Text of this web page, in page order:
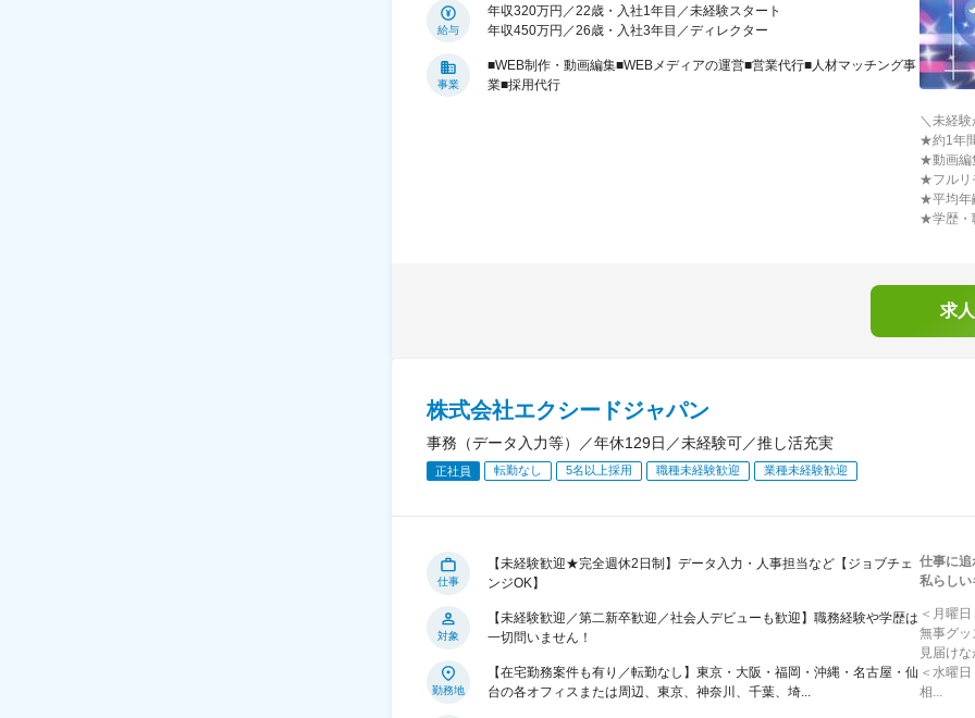
給与
年収320万円／22歳・入社1年目／未経験スタート
年収450万円／26歳・入社3年目／ディレクター
事業
■WEB制作・動画編集■WEBメディアの運営■営業代行■人材マッチング事
業■採用代行
＼未経験
★約1年
★動画編
★フルリ
★平均年
★学歴・
求
株式会社エクシードジャパン
事務（データ入力等）／年休129日／未経験可／推し活充実
正社員 転勤なし 5名以上採用 職種未経験歓迎 業種未経験歓迎
仕事
【未経験歓迎★完全週休2日制】データ入力・人事担当など【ジョブチェ
ンジOK】
対象
【未経験歓迎／第二新卒歓迎／社会人デビューも歓迎】職務経験や学歴は
一切問いません！
勤務地
【在宅勤務案件も有り／転勤なし】東京・大阪・福岡・沖縄・名古屋・仙
台の各オフィスまたは周辺、東京、神奈川、千葉、埼...
仕事に
私らし
＜月曜
無事グ
見届け
＜水曜
相...